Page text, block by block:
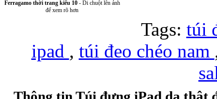
Ốp lưng Sony
Ferragamo thời trang kiểu 10- Di chuột lên ảnh
để xem rõ hơn
Tags: túi
ipad , túi đeo chéo nam